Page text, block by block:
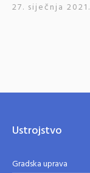
27. siječnja 2021.
Ustrojstvo
Gradska uprava